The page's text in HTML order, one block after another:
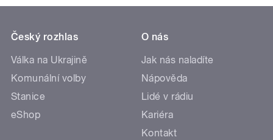
Český rozhlas
Válka na Ukrajině
Komunální volby
Stanice
eShop
O nás
Jak nás naladíte
Nápověda
Lidé v rádiu
Kariéra
Kontakt